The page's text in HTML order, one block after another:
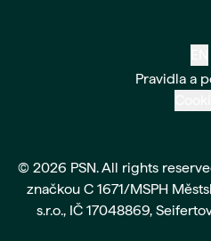
Pravidla a
© 2026 PSN. All rights
značkou C 1671/MSPH
s.r.o., IČ 17048869,